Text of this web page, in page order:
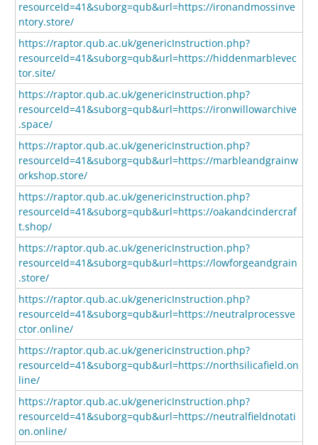
resourceId=41&suborg=qub&url=https://ironandmossinve
ntory.store/
https://raptor.qub.ac.uk/genericInstruction.php?
resourceId=41&suborg=qub&url=https://hiddenmarblevec
tor.site/
https://raptor.qub.ac.uk/genericInstruction.php?
resourceId=41&suborg=qub&url=https://ironwillowarchive
.space/
https://raptor.qub.ac.uk/genericInstruction.php?
resourceId=41&suborg=qub&url=https://marbleandgrainw
orkshop.store/
https://raptor.qub.ac.uk/genericInstruction.php?
resourceId=41&suborg=qub&url=https://oakandcindercraf
t.shop/
https://raptor.qub.ac.uk/genericInstruction.php?
resourceId=41&suborg=qub&url=https://lowforgeandgrain
.store/
https://raptor.qub.ac.uk/genericInstruction.php?
resourceId=41&suborg=qub&url=https://neutralprocessve
ctor.online/
https://raptor.qub.ac.uk/genericInstruction.php?
resourceId=41&suborg=qub&url=https://northsilicafield.on
line/
https://raptor.qub.ac.uk/genericInstruction.php?
resourceId=41&suborg=qub&url=https://neutralfieldnotati
on.online/